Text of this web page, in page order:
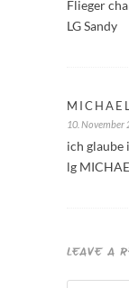
Flieger
LG Sandy
10. November
ich glaube
lg
LEAVE A